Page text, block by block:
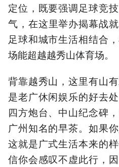
定位，既要强调足球竞
气，在这里举办揭幕战
足球和城市生活相结合
场能超越越秀山体育场。
背靠越秀山，这里有山
是老广休闲娱乐的好去
四方炮台、中山纪念碑
广州知名的早茶。如果
这就是广式生活本来的
信你会感叹不虚此行，